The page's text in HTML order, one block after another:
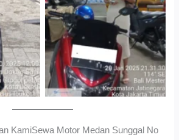
Ribet, Proses Kilat, Siap
Pakai.
KamiSewa Motor Medan Sunggal No